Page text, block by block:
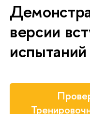
версии
испытаний